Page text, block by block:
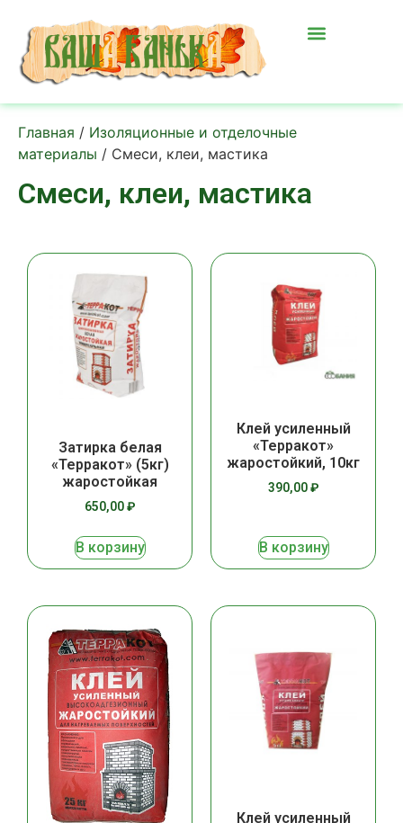
Главная / Изоляционные и отделочные
материалы / Смеси, клеи, мастика
Смеси, клеи, мастика
Затирка белая
«Терракот» (5кг)
жаростойкая
650,00₽
В корзину
Клей усиленный
«Терракот»
жаростойкий, 10кг
390,00₽
В корзину
Клей усиленный